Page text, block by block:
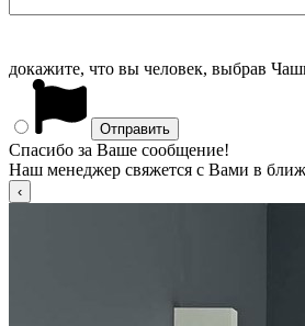
докажите, что вы человек, выбрав
Спасибо за Ваше сообщение!
Наш менеджер свяжется с Вами в